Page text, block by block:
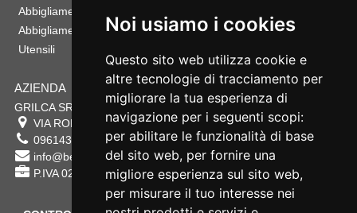
Noi usiamo i cookies
Questo sito web utilizza cookie e
altre tecnologie di tracciamento per
migliorare la tua esperienza di
navigazione per i seguenti scopi:
per abilitare le funzionalità di base
del sito web, per fornire una
migliore esperienza sul sito web,
per misurare il tuo interesse nei
Abbigliamento Sportivo
Abbigliamento Bambino
Utensili
AZIENDA
GRILCA SRL
VIA ROMA 180 88054 SERSALE CZ
0961432177
info@bestsafety.it
P.IVA 02342180797